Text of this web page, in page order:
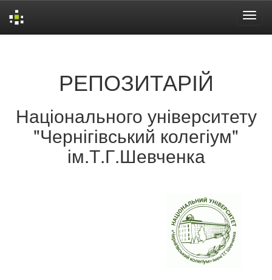
РЕПОЗИТАРІЙ
Національного університету
"Чернігівський колегіум"
ім.Т.Г.Шевченка